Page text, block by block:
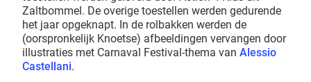
Zaltbommel. De overige toestellen werden gedurende
het jaar opgeknapt. In de rolbakken werden de
(oorspronkelijk Knoetse) afbeeldingen vervangen door
illustraties met Carnaval Festival-thema van Alessio
Castellani.